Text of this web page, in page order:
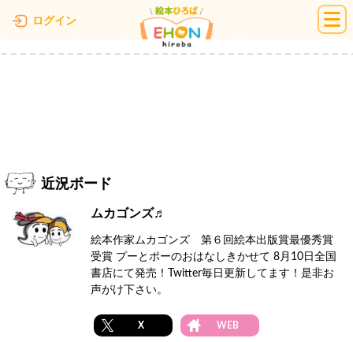
ログイン 絵本ひろば
近況ボード
ムカゴンズ♬
絵本作家ムカゴンズ 第６回絵本出版賞最優秀賞
受賞 プーとポーのおはなしきかせて 8月10日全国
書店にて発売！Twitter毎日更新してます！是非お
声がけ下さい。
X WEB